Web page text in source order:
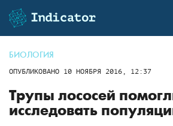
БИОЛОГИЯ
ОПУБЛИКОВАНО 10 НОЯБРЯ 2016, 12:37
Трупы лососей
исследовать